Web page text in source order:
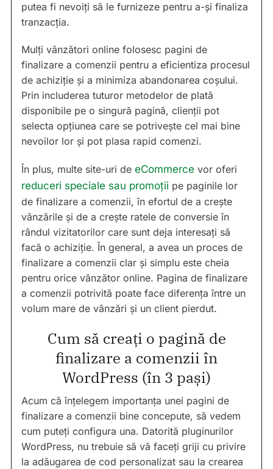
putea fi nevoiți să le furnizeze pentru a-și finaliza
tranzacția.
Mulți vânzători online folosesc pagini de
finalizare a comenzii pentru a eficientiza procesul
de achiziție și a minimiza abandonarea coșului.
Prin includerea tuturor metodelor de plată
disponibile pe o singură pagină, clienții pot
selecta opțiunea care se potrivește cel mai bine
nevoilor lor și pot plasa rapid comenzi.
În plus, multe site-uri de eCommerce vor oferi
reduceri speciale sau promoții pe paginile lor
de finalizare a comenzii, în efortul de a crește
vânzările și de a crește ratele de conversie în
rândul vizitatorilor care sunt deja interesați să
facă o achiziție. În general, a avea un proces de
finalizare a comenzii clar și simplu este cheia
pentru orice vânzător online. Pagina de finalizare
a comenzii potrivită poate face diferența între un
volum mare de vânzări și un client pierdut.
Cum să creați o pagină de
finalizare a comenzii în
WordPress (în 3 pași)
Acum că înțelegem importanța unei pagini de
finalizare a comenzii bine concepute, să vedem
cum puteți configura una. Datorită pluginurilor
WordPress, nu trebuie să vă faceți griji cu privire
la adăugarea de cod personalizat sau la crearea